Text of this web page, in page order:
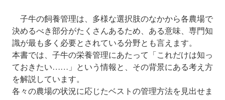
子牛の飼養管理は、多様な選択肢のなかから各農場で
決めるべき部分がたくさんあるため、ある意味、専門知
識が最も多く必要とされている分野とも言えます。
本書では、子牛の栄養管理にあたって「これだけは知っ
ておきたい……」という情報と、その背景にある考え方
を解説しています。
各々の農場の状況に応じたベストの管理方法を見出せま